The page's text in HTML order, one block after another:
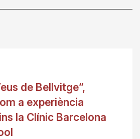
de Bellvitge”,
a experiència
la Clínic Barcelona